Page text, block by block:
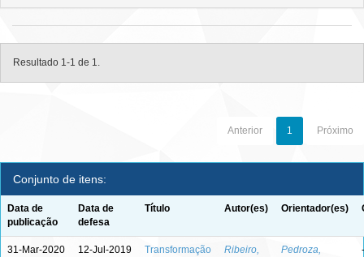
Resultado 1-1 de 1.
Anterior 1 Próximo
Conjunto de itens:
Data de
publicação
Data de
defesa
Título Autor(es) Orientador(es)
31-Mar-2020 12-Jul-2019
Transformação
Ribeiro,
Pedroza,
-